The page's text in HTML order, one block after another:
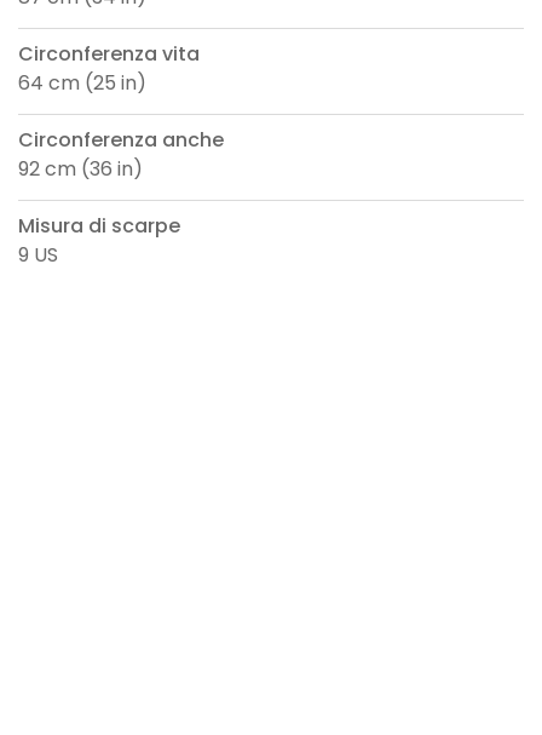
Circonferenza vita
64 cm (25 in)
Circonferenza anche
92 cm (36 in)
Misura di scarpe
9 US